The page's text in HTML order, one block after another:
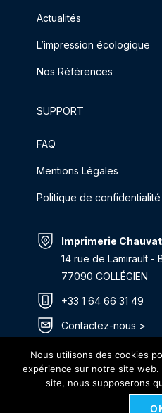
Actualités
L’impression écologique
Nos Références
SUPPORT
FAQ
Mentions Légales
Politique de confidentialité
Imprimerie
14 rue de Lamirault -
77090 COLLÉGIEN
+33 1 64 66 31 49
Contactez-nous >
Itinéraire >
Nous utilisons des cookies
expérience sur notre site
site, nous supposerons